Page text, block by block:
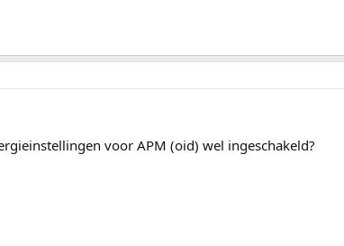
voor APM (oid) wel ingeschakeld?